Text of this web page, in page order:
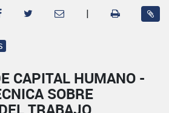
|
CAPITAL HUMANO -
SOBRE